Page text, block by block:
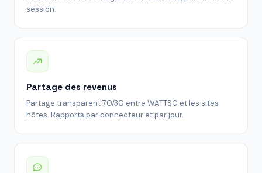
session.
Partage des revenus
Partage transparent 70/30 entre WATTSC et les sites
hôtes. Rapports par connecteur et par jour.